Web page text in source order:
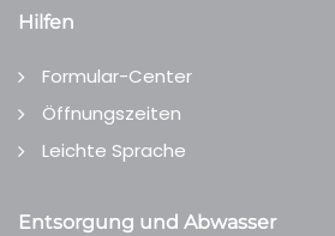
Hilfen
Formular-Center
Öffnungszeiten
Leichte Sprache
Entsorgung und Abwasser